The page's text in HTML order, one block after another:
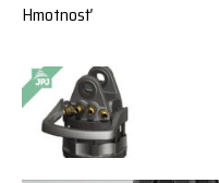
Hmotnosť